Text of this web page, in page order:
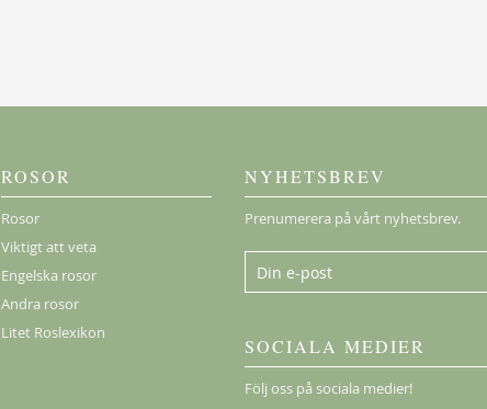
ROSOR
Rosor
Viktigt att veta
Engelska rosor
Andra rosor
Litet Roslexikon
NYHETSBREV
Prenumerera på vårt nyhetsbrev.
SOCIALA MEDIER
Följ oss på sociala medier!